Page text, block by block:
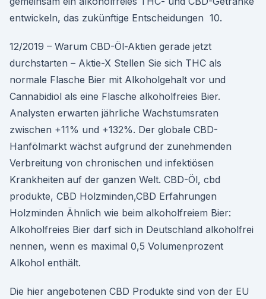
entwickeln, das zukünftige Entscheidungen 10.
12/2019 – Warum CBD-Öl-Aktien gerade jetzt
durchstarten – Aktie-X Stellen Sie sich THC als
normale Flasche Bier mit Alkoholgehalt vor und
Cannabidiol als eine Flasche alkoholfreies Bier.
Analysten erwarten jährliche Wachstumsraten
zwischen +11% und +132%. Der globale CBD-
Hanfölmarkt wächst aufgrund der zunehmenden
Verbreitung von chronischen und infektiösen
Krankheiten auf der ganzen Welt. CBD-Öl, cbd
produkte, CBD Holzminden,CBD Erfahrungen
Holzminden Ähnlich wie beim alkoholfreiem Bier:
Alkoholfreies Bier darf sich in Deutschland alkoholfrei
nennen, wenn es maximal 0,5 Volumenprozent
Alkohol enthält.
Die hier angebotenen CBD Produkte sind von der EU